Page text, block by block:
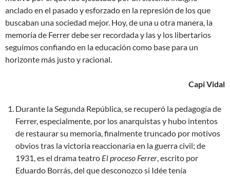
anclado en el pasado y esforzado en la represión de los que
buscaban una sociedad mejor. Hoy, de una u otra manera, la
memoria de Ferrer debe ser recordada y las y los libertarios
seguimos confiando en la educación como base para un
horizonte más justo y racional.
Capi Vidal
Durante la Segunda República, se recuperó la pedagogía de
Ferrer, especialmente, por los anarquistas y hubo intentos
de restaurar su memoria, finalmente truncado por motivos
obvios tras la victoria reaccionaria en la guerra civil; de
1931, es el drama teatro El proceso Ferrer, escrito por
Eduardo Borrás, del que desconozco si Idée tenía